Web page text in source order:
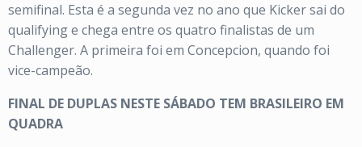
semifinal. Esta é a segunda vez no ano que Kicker sai do
qualifying e chega entre os quatro finalistas de um
Challenger. A primeira foi em Concepcion, quando foi
vice-campeão.
FINAL DE DUPLAS NESTE SÁBADO TEM BRASILEIRO EM
QUADRA